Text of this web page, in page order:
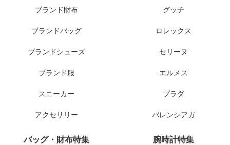
ブランド財布
ブランドバッグ
ブランドシューズ
ブランド服
スニーカー
アクセサリー
グッチ
ロレックス
セリーヌ
エルメス
プラダ
バレンシアガ
バッグ・財布特集 腕時計特集